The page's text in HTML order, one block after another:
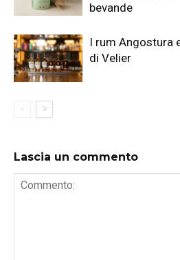
bevande
I rum Angostura
di Velier
Lascia un commento